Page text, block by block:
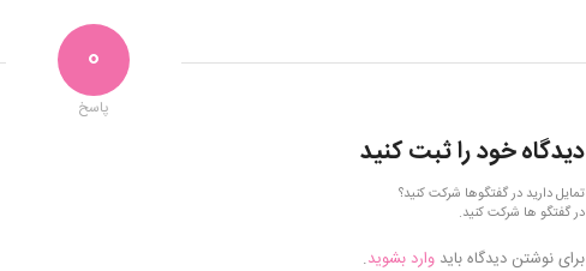
0
پاسخ
دیدگاه خود را ثبت کنید
تمایل دارید در گفتگوها شرکت کنید؟
در گفتگو ها شرکت کنید.
برای نوشتن دیدگاه باید وارد بشوید.